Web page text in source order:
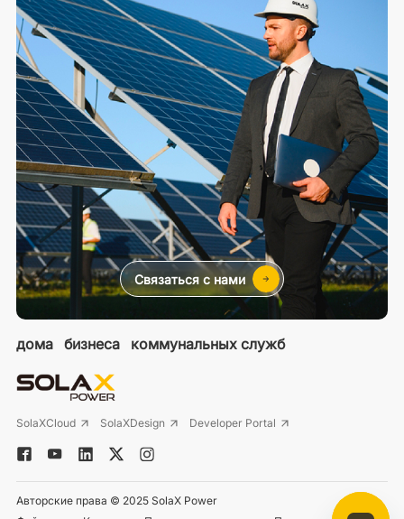
дома бизнеса коммунальных служб
SolaXCloud SolaXDesign Developer Portal
Авторские права © 2025 SolaX Power
Связаться с нами